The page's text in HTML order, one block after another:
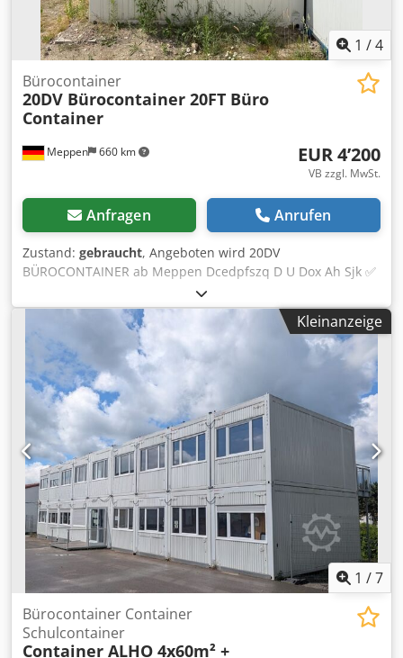
1 /4
Meppen 660 km
Bürocontainer
20DV Bürocontainer 20FT Büro
Container
EUR 4’200
VB zzgl. MwSt.
Anfragen Anrufen
Zustand: gebraucht, Angeboten wird 20DV
BÜROCONTAINER ab Meppen Dcedpfszq D U Dox Ah Sjk ✅
CONTAINERTYP: Bürocontainer 20DV ✅
AUSLIEFERUNGSZUSTAND: gebraucht, wind- und
wasserdicht, ohne Equipment Container verfügt über
Elektrik und Heizung, Eingangstür ist an der kurzen Seite.
Laminat kann verlegt werden. Originalbilder. ✅
ABMESSUNGEN LxBxH: 6058x 2990x 2800. ✅ TRANSPORT:
Sie können uns Ihre PLZ mitteilen, damit wir Ihnen ein
kostenloses und unverbindliches Angebot über Container
inkl. Lieferung und falls notwendig auch Abladen vom LKW
erstellen. ✅VIELFALT: Ausserdem finden Sie bei uns
Seecontainer aller gängigen Größen (20DV, 40DV, 20HC,
40HC...) und für jeden Bedarf. Ob als Lager, Bauprojekte,
logistische Lösungen oder Seetransport. Wir freuen uns
auf Ihre Kontaktaufnahme! NAUTEXA GmbH
Kleinanzeige
1 /7
Bürocontainer Container
Schulcontainer
Container ALHO 4x60m² +